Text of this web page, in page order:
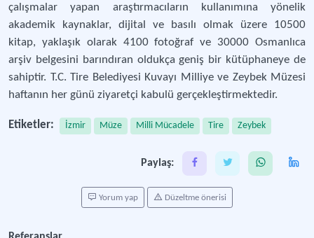
çalışmalar yapan araştırmacıların kullanımına yönelik
akademik kaynaklar, dijital ve basılı olmak üzere 10500
kitap, yaklaşık olarak 4100 fotoğraf ve 30000 Osmanlıca
arşiv belgesini barındıran oldukça geniş bir kütüphaneye de
sahiptir. T.C. Tire Belediyesi Kuvayı Milliye ve Zeybek Müzesi
haftanın her günü ziyaretçi kabulü gerçekleştirmektedir.
Etiketler: İzmir Müze Milli Mücadele Tire Zeybek
Paylaş:
Yorum yap Düzeltme önerisi